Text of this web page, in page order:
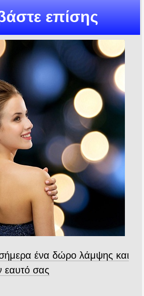
επίσης
ένα δώρο λάμψης και
εαυτό σας